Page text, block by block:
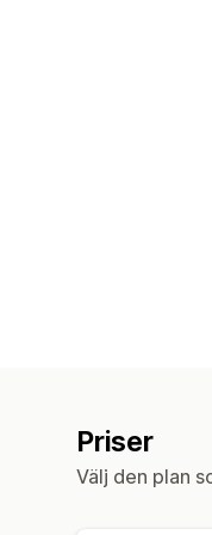
Priser
Välj den plan